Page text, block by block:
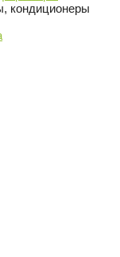
кондиционеры